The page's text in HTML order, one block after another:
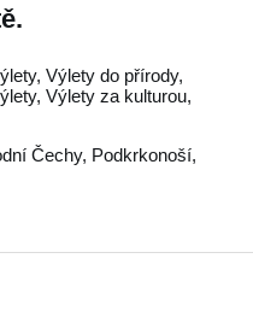
Výlety do přírody,
Výlety za kulturou,
Čechy, Podkrkonoší,